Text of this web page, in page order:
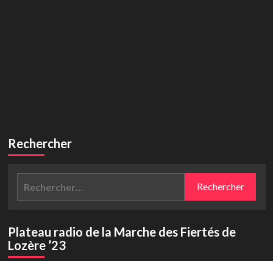
Rechercher
Plateau radio de la Marche des Fiertés de
Lozère ’23